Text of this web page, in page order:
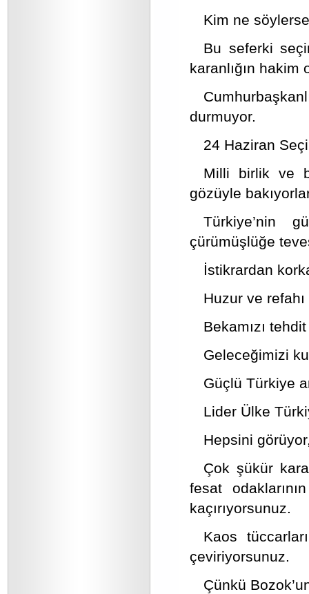
Kim ne
Bu seferki
karanlığın hakim
durmuyor.
24 Haziran
Milli birlik ve
gözüyle
Türkiye’nin
çürümüşlüğe
İstikrardan
Huzur ve
Bekamızı
Geleceğimizi
Güçlü Türkiye
Lider Ülke
Hepsini
Çok şükür
fesat
kaçırıyorsunuz.
Kaos
çeviriyorsunuz.
Çünkü